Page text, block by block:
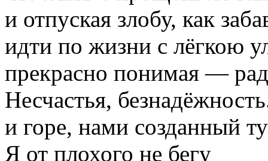
и отпуская злобу, как
идти по жизни с лёгкою
прекрасно понимая —
Несчастья,
и горе, нами созданный
Я от плохого не бегу